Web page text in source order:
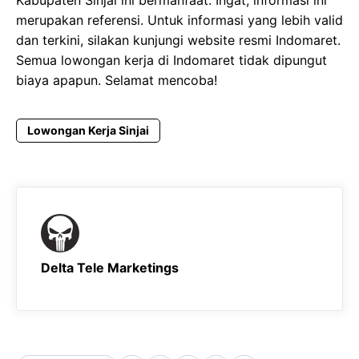
merupakan referensi. Untuk informasi yang lebih valid
dan terkini, silakan kunjungi website resmi Indomaret.
Semua lowongan kerja di Indomaret tidak dipungut
biaya apapun. Selamat mencoba!
Lowongan Kerja Sinjai
Delta Tele Marketings